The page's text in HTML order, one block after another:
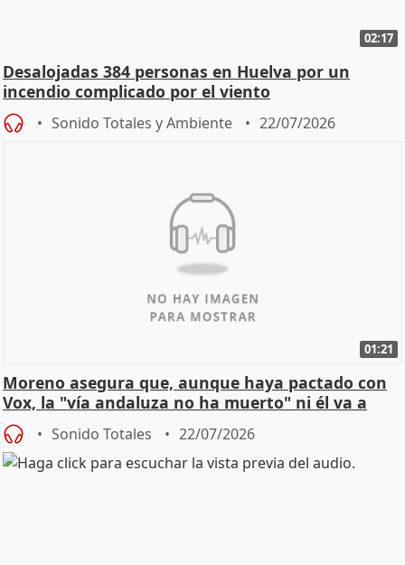
02:17
Desalojadas 384 personas en Huelva por un
incendio complicado por el viento
Sonido Totales y Ambiente 22/07/2026
01:21
Moreno asegura que, aunque haya pactado con
Vox, la "vía andaluza no ha muerto" ni él va a
"cambiar"
Sonido Totales 22/07/2026